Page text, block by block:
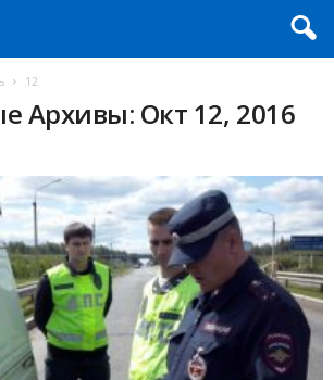
12
Архивы: Окт 12, 2016